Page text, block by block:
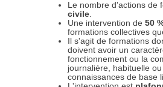
Le nombre d'actions de
civile.
Une intervention de 50
formations collectives
Il s'agit de formations
doivent avoir un
fonctionnement ou la
journalière, habituelle
connaissances de base